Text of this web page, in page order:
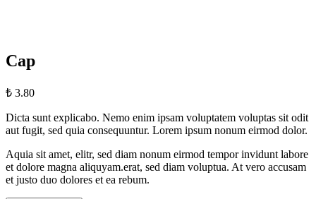
Cap
₺ 3.80
Dicta sunt explicabo. Nemo enim ipsam voluptatem voluptas sit odit
aut fugit, sed quia consequuntur. Lorem ipsum nonum eirmod dolor.
Aquia sit amet, elitr, sed diam nonum eirmod tempor invidunt labore
et dolore magna aliquyam.erat, sed diam voluptua. At vero accusam
et justo duo dolores et ea rebum.